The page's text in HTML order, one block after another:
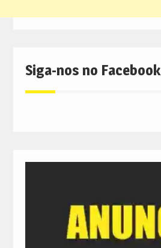
Siga-nos no Facebook